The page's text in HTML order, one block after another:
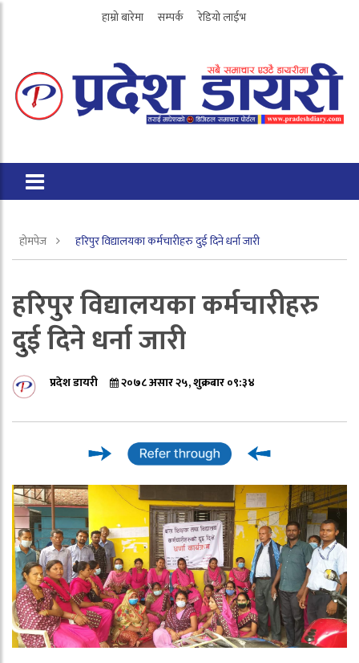
हाम्रो बारेमा सम्पर्क रेडियो लाईभ
होमपेज हरिपुर विद्यालयका कर्मचारीहरु दुई दिने धर्ना जारी
हरिपुर विद्यालयका कर्मचारीहरु
दुई दिने धर्ना जारी
प्रदेश डायरी २०७८ असार २५, शुक्रबार ०९:३४